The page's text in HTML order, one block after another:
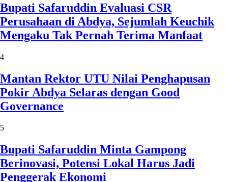
Bupati Safaruddin Evaluasi CSR
Perusahaan di Abdya, Sejumlah Keuchik
Mengaku Tak Pernah Terima Manfaat
4
Mantan Rektor UTU Nilai Penghapusan
Pokir Abdya Selaras dengan Good
Governance
5
Bupati Safaruddin Minta Gampong
Berinovasi, Potensi Lokal Harus Jadi
Penggerak Ekonomi